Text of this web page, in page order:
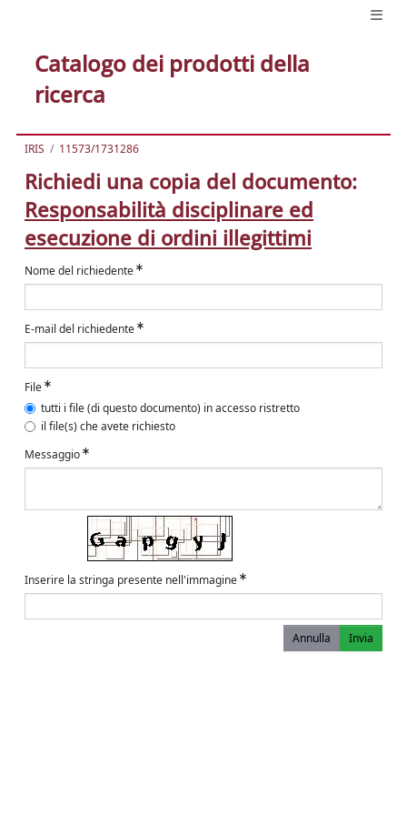
Catalogo dei prodotti della
ricerca
IRIS 11573/1731286
Richiedi una copia del documento:
Responsabilità disciplinare ed
esecuzione di ordini illegittimi
Nome del richiedente
E-mail del richiedente
File
tutti i file (di questo documento) in accesso ristretto
il file(s) che avete richiesto
Messaggio
Inserire la stringa presente nell'immagine
Annulla Invia